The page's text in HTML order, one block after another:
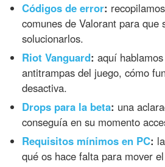
Códigos de error:
comunes de Valorant para que
solucionarlos.
Riot Vanguard: aquí
antitrampas del juego, cómo
desactiva.
Drops para la beta: una
conseguía en su momento
Requisitos mínimos en PC:
qué os hace falta para mover